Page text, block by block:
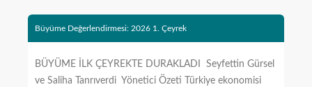
Büyüme Değerlendirmesi: 2026 1. Çeyrek
BÜYÜME İLK ÇEYREKTE DURAKLADI Seyfettin Gürsel
ve Saliha Tanrıverdi Yönetici Özeti Türkiye ekonomisi